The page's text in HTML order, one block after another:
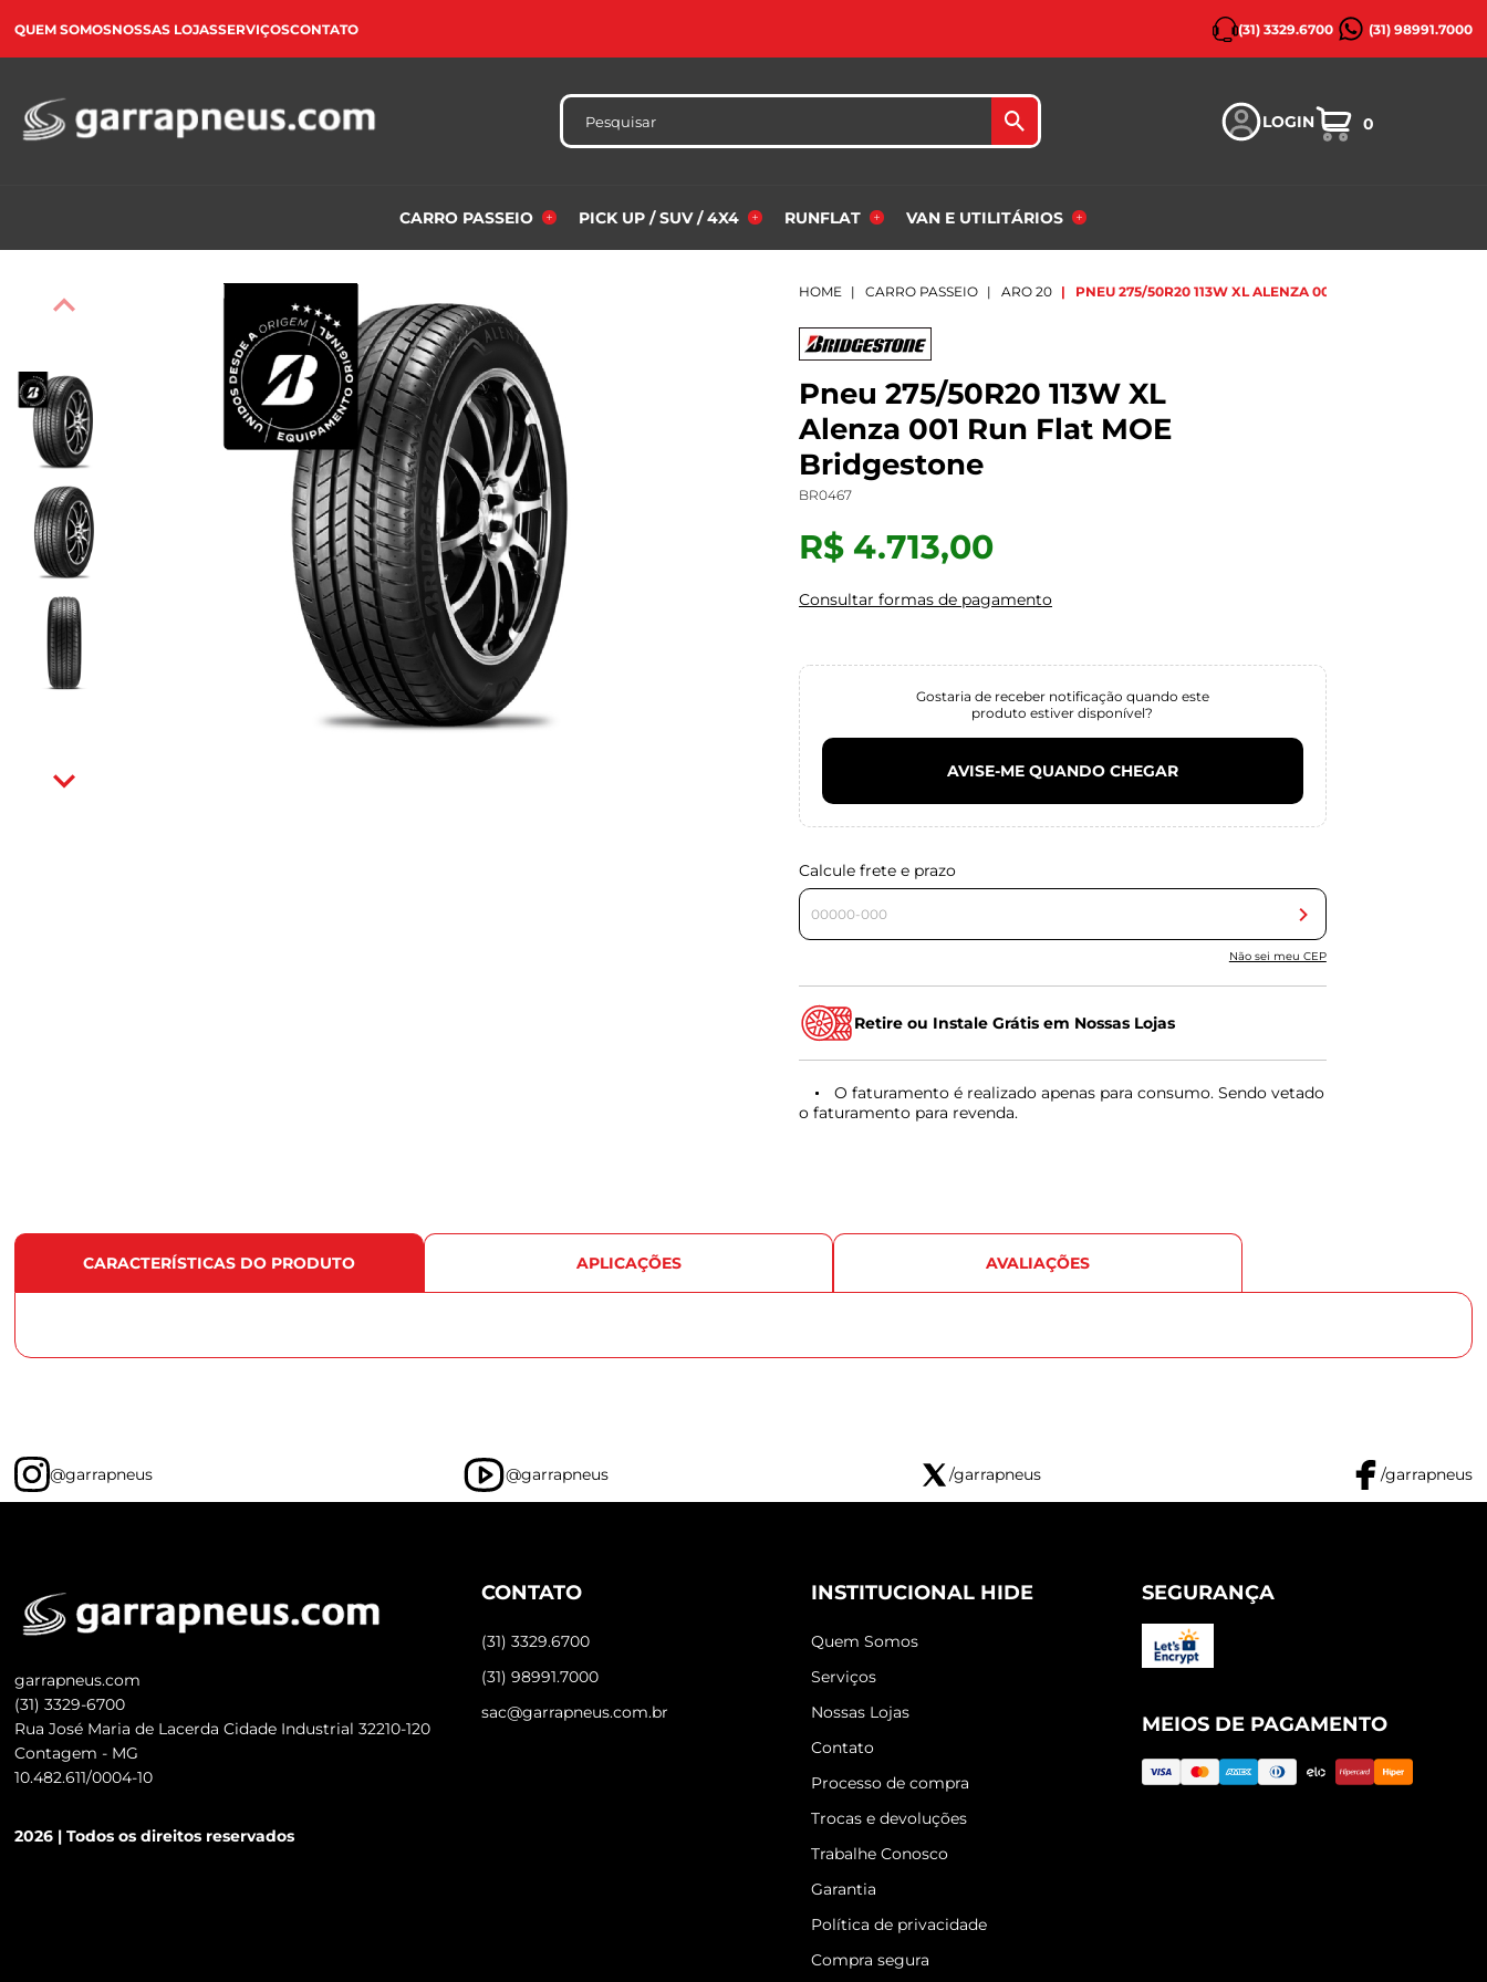
QUEM SOMOSNOSSAS LOJASSERVIÇOSCONTATO (31) 3329.6700 (31) 98991.7000
LOGIN 0
CARRO PASSEIO PICK UP / SUV / 4X4 RUNFLAT VAN E UTILITÁRIOS
HOME CARRO PASSEIO ARO 20 PNEU 275/50R20 113W XL ALENZA 001 RUN FLAT MOE
Pneu 275/50R20 113W XL
Alenza 001 Run Flat MOE
Bridgestone
BR0467
R$ 4.713,00
Consultar formas de pagamento
Gostaria de receber notificação quando este
produto estiver disponível?
AVISE-ME QUANDO CHEGAR
Calcule frete e prazo
Não sei meu CEP
Retire ou Instale Grátis em Nossas Lojas
O faturamento é realizado apenas para consumo. Sendo vetado
o faturamento para revenda.
CARACTERÍSTICAS DO PRODUTO APLICAÇÕES AVALIAÇÕES
@garrapneus @garrapneus /garrapneus /garrapneus
garrapneus.com
(31) 3329-6700
Rua José Maria de Lacerda Cidade Industrial 32210-120
Contagem - MG
10.482.611/0004-10
2026 | Todos os direitos reservados
CONTATO
(31) 3329.6700
(31) 98991.7000
sac@garrapneus.com.br
INSTITUCIONAL HIDE
Quem Somos
Serviços
Nossas Lojas
Contato
Processo de compra
Trocas e devoluções
Trabalhe Conosco
Garantia
Política de privacidade
Compra segura
SEGURANÇA
MEIOS DE PAGAMENTO